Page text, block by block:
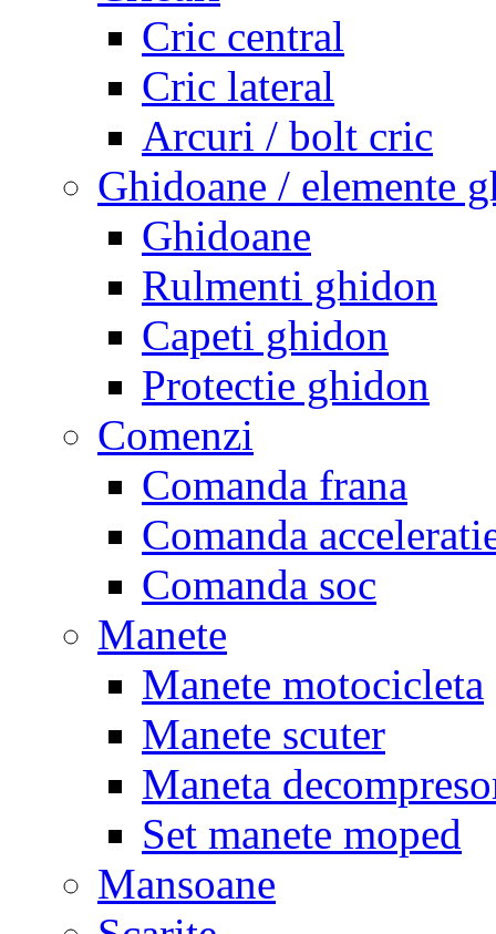
Cric central
Cric lateral
Arcuri / bolt cric
Ghidoane / elemente
Ghidoane
Rulmenti ghidon
Capeti ghidon
Protectie ghidon
Comenzi
Comanda frana
Comanda
Comanda soc
Manete
Manete motocicleta
Manete scuter
Maneta
Set manete moped
Mansoane